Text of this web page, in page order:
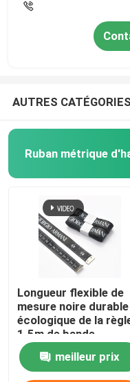
AUTRES
Ruban métrique
Longueur flexible de
mesure noire durable
écologique de la
1.5m de bande
meilleur prix